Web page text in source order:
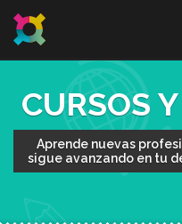
CURSOS
Aprende nuevas
sigue avanzando en tu